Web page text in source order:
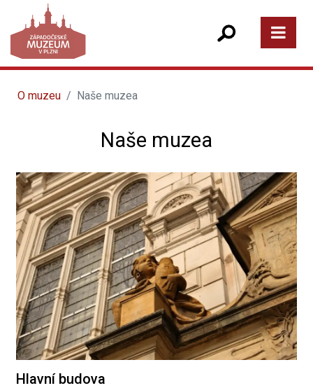
O muzeu Naše muzea
Naše muzea
Hlavní budova